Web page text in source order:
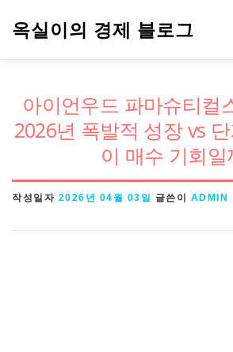
으
옥실이의 경제 블로그
아이언우드 파마슈티컬
2026년 폭발적 성장 vs
이 매수 기회일
작성일자 2026년 04월 03일 글쓴이 ADMIN